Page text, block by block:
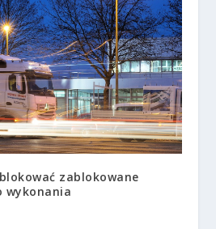
zablokowane
wykonania